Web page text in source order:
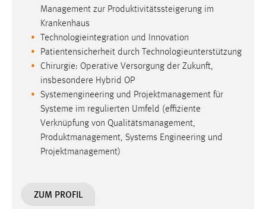
Management zur Produktivitätssteigerung im
Krankenhaus
Technologieintegration und Innovation
Patientensicherheit durch Technologieunterstützung
Chirurgie: Operative Versorgung der Zukunft,
insbesondere Hybrid OP
Systemengineering und Projektmanagement für
Systeme im regulierten Umfeld (effiziente
Verknüpfung von Qualitätsmanagement,
Produktmanagement, Systems Engineering und
Projektmanagement)
ZUM PROFIL